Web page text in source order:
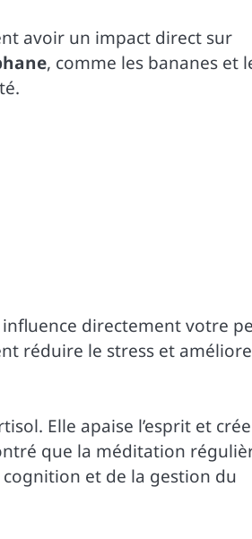
avoir un impact direct sur
, comme les bananes et
directement votre
réduire le stress et
Elle apaise l’esprit et
que la méditation
et de la gestion du